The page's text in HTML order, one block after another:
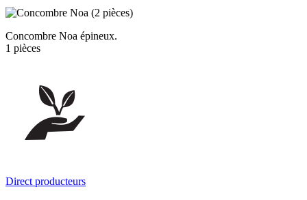
Concombre Noa épineux.
1 pièces
Direct producteurs